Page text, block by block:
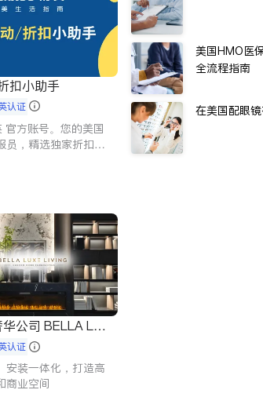
扣小助手
认证
官方账号。您的美国
员，精选独家折扣、
LUX
认证
安装一体化，打造高
商业空间
美国HMO医
全流程指南
在美国配眼